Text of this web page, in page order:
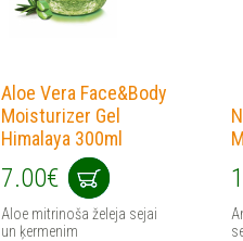
Aloe Vera Face&Body
Moisturizer Gel
Himalaya 300ml
7.00€
Aloe mitrinoša želeja sejai
un ķermenim